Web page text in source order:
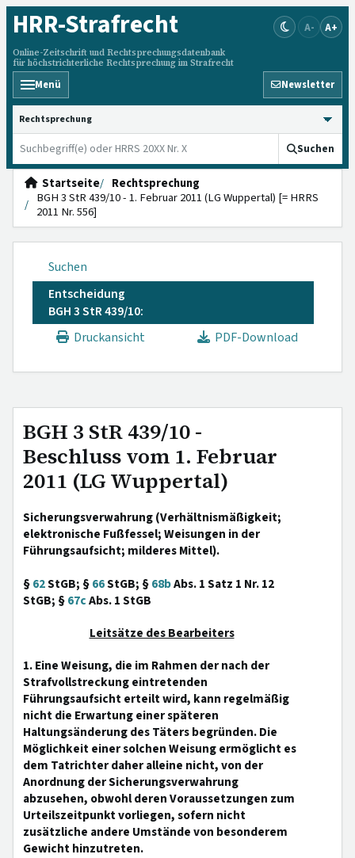
HRR-Strafrecht
Online-Zeitschrift und Rechtsprechungsdatenbank
für höchstrichterliche Rechtsprechung im Strafrecht
A- A+
Menü Newsletter
HRRS durchsuchen
Suchen
Startseite
Rechtsprechung
BGH 3 StR 439/10 - 1. Februar 2011 (LG Wuppertal) [= HRRS
2011 Nr. 556]
Suchen
Entscheidung
BGH 3 StR 439/10:
Druckansicht
PDF-Download
BGH 3 StR 439/10 -
Beschluss vom 1. Februar
2011 (LG Wuppertal)
Sicherungsverwahrung (Verhältnismäßigkeit;
elektronische Fußfessel; Weisungen in der
Führungsaufsicht; milderes Mittel).
§62StGB; §66StGB; §68bAbs. 1 Satz 1 Nr. 12
StGB; §67cAbs. 1 StGB
Leitsätze des Bearbeiters
1. Eine Weisung, die im Rahmen der nach der
Strafvollstreckung eintretenden
Führungsaufsicht erteilt wird, kann regelmäßig
nicht die Erwartung einer späteren
Haltungsänderung des Täters begründen. Die
Möglichkeit einer solchen Weisung ermöglicht es
dem Tatrichter daher alleine nicht, von der
Anordnung der Sicherungsverwahrung
abzusehen, obwohl deren Voraussetzungen zum
Urteilszeitpunkt vorliegen, sofern nicht
zusätzliche andere Umstände von besonderem
Gewicht hinzutreten.